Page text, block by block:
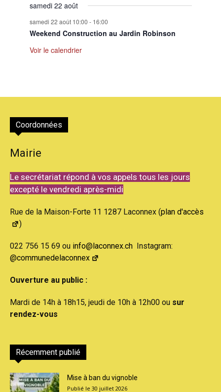
samedi 22 août
samedi 22 août 10:00 - 16:00
Weekend Construction au Jardin Robinson
Voir le calendrier
Coordonnées
Mairie
Le secrétariat répond à vos appels tous les jours
excepté le vendredi après-midi
Rue de la Maison-Forte 11 1287 Laconnex (plan d'accès
)
022 756 15 69 ou info@laconnex.ch Instagram:
@communedelaconnex
Ouverture au public :
Mardi de 14h à 18h15, jeudi de 10h à 12h00 ou sur
rendez-vous
Récemment publié
Mise à ban du vignoble
30 juillet 2026